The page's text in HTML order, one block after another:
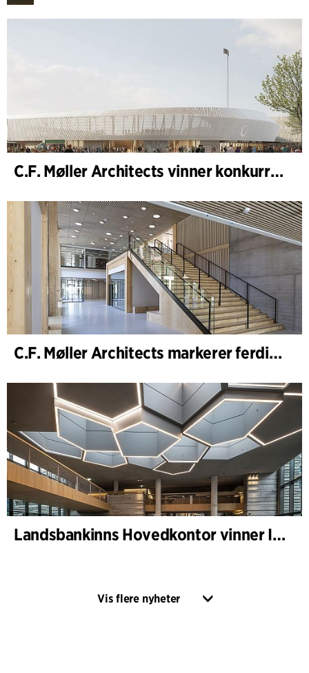
C.F. Møller Architects vinner konkurranse om nytt stadion i Malmö
C.F. Møller Architects markerer ferdigstillelsen av WoodHub – Danmarks største kontorbygg i tre
Landsbankinns Hovedkontor vinner Islandske Betongpris
Vis flere nyheter